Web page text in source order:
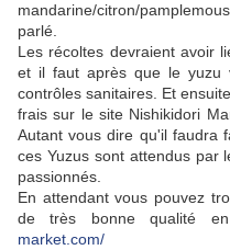
mandarine/citron/
parlé.
Les récoltes devraient avoir
et il faut après que le yuzu
contrôles sanitaires. Et
frais sur le site Nishikidori
Autant vous dire qu'il faudra
ces Yuzus sont attendus par
passionnés.
En attendant vous pouvez
de très bonne qualité
market.com/